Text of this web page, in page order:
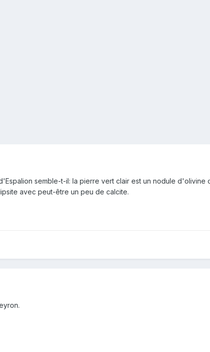
semble-t-il: la pierre vert clair est un nodule d'olivine
avec peut-être un peu de calcite.